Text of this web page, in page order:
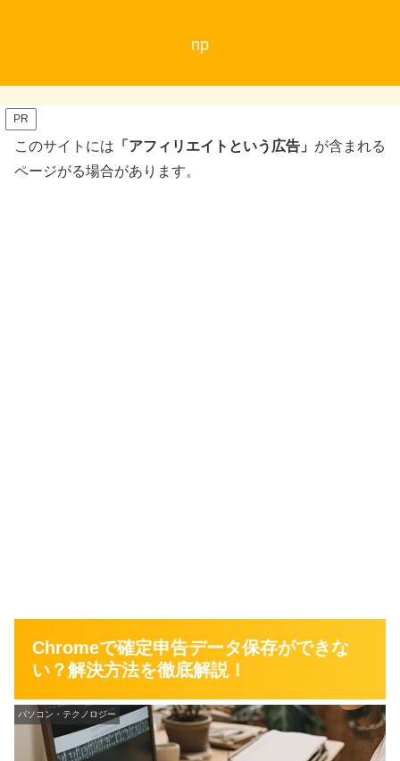
np
PR
このサイトには 「アフィリエイトという広告」 が含まれる
ページがる場合があります。
Chromeで確定申告データ保存ができな
い？解決方法を徹底解説！
パソコン・テクノロジー